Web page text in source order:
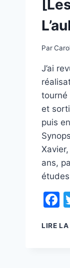
Par
J’ai
tourné
et
puis
ans,
LIRE